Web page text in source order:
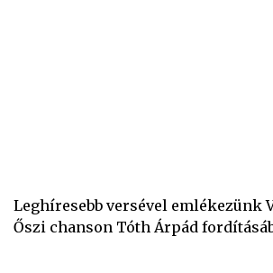
Leghíresebb versével emlékezünk
Őszi chanson Tóth Árpád